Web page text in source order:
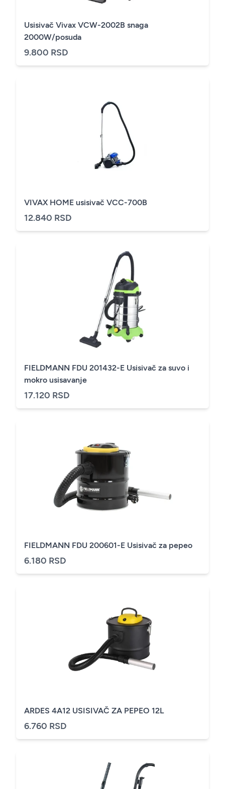
Usisivač Vivax VCW-2002B snaga
2000W/posuda
9.800 RSD
VIVAX HOME usisivač VCC-700B
12.840 RSD
FIELDMANN FDU 201432-E Usisivač za suvo i
mokro usisavanje
17.120 RSD
FIELDMANN FDU 200601-E Usisivač za pepeo
6.180 RSD
ARDES 4A12 USISIVAČ ZA PEPEO 12L
6.760 RSD